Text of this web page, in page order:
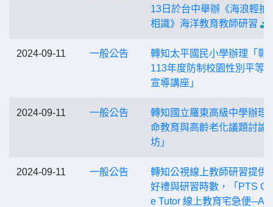
13日於台中舉辦《海浪輕拍
相識》海洋教育教師研習
2024-09-11 一般公告
轉知太平國民小學辦理「彰
113年度防制校園性別平等
宣導講座」
2024-09-11 一般公告
轉知國立羅東高級中學辦理
命教育與高齡老化議題討論
坊」
2024-09-11 一般公告
轉知公視線上教師研習提供
好禮與研習時數，「PTS
e Tutor 線上教育宅急便─AI